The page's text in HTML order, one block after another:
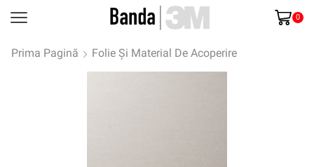
0
Prima Pagină Folie Și Material De Acoperire